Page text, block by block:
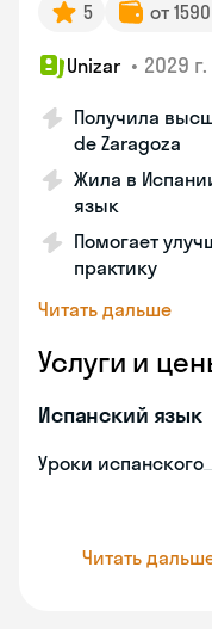
5 от
Unizar • 2029 г.
Получила
de Zaragoza
Жила в
язык
Помогает
практику
Читать дальше
Услуги и
Испанский язык
Уроки испанского
Читать